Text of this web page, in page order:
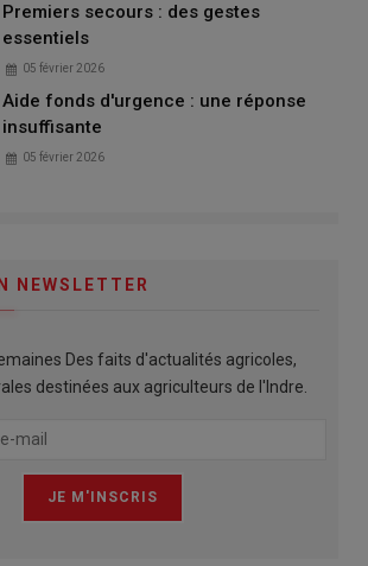
Premiers secours : des gestes
essentiels
05 février 2026
Aide fonds d'urgence : une réponse
insuffisante
05 février 2026
NEWSLETTER
Des faits d'actualités agricoles,
destinées aux agriculteurs de l'Indre.